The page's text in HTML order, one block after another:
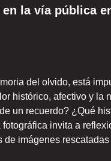
la vía pública
del olvido, está
histórico, afectivo y la
un recuerdo? ¿Qué
invita a
de imágenes